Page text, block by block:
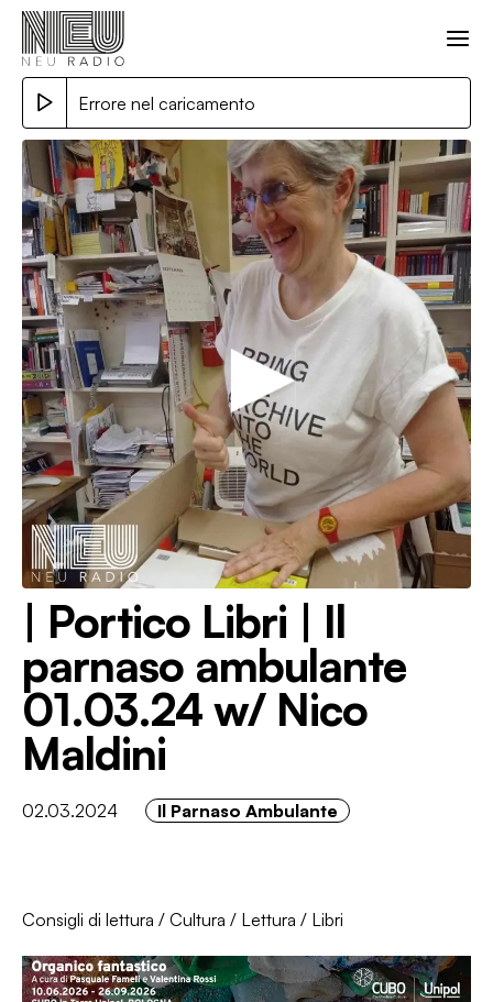
Errore nel caricamento
| Portico Libri | Il
parnaso ambulante
01.03.24 w/ Nico
Maldini
02.03.2024 Il Parnaso Ambulante
Consigli di lettura / Cultura / Lettura / Libri